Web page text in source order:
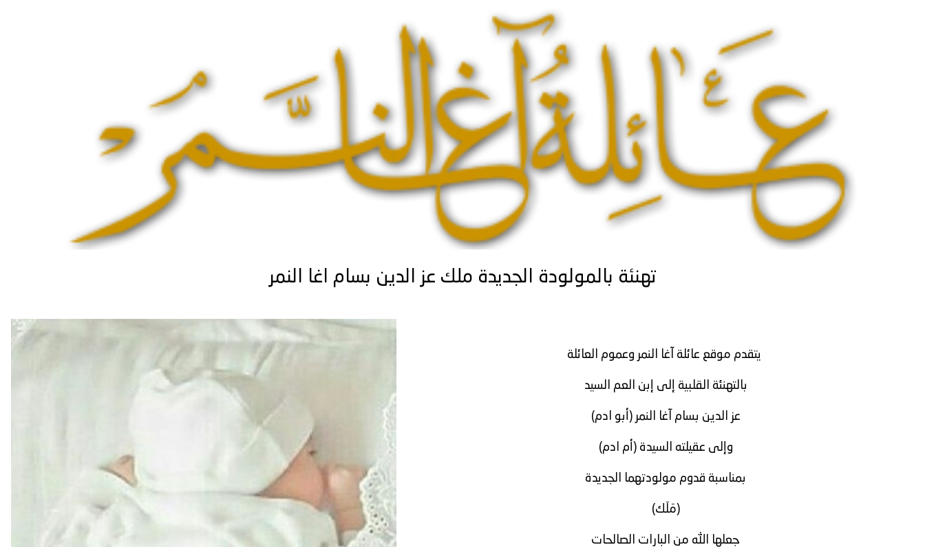
تهنئة بالمولودة الجديدة ملك عز الدين بسام اغا النمر
يتقدم موقع عائلة آغا النمر وعموم العائلة
بالتهنئة القلبية إلى إبن العم السيد
عز الدين بسام آغا النمر (أبو ادم)
وإلى عقيلته السيدة (أم ادم)
بمناسبة قدوم مولودتهما الجديدة
(مَلَك)
جعلها الله من البارات الصالحات